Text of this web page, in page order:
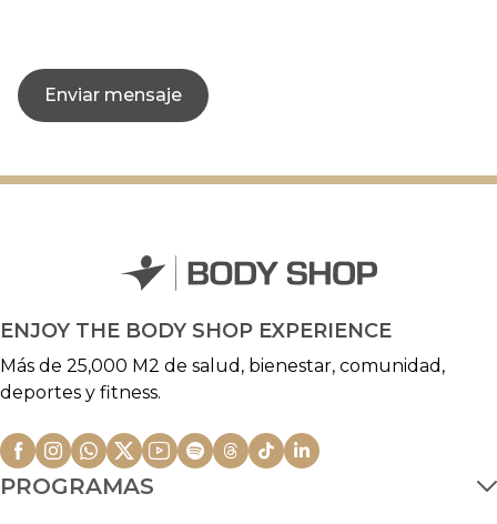
Enviar mensaje
ENJOY THE BODY SHOP EXPERIENCE
Más de 25,000 M2 de salud, bienestar, comunidad,
deportes y fitness.
PROGRAMAS